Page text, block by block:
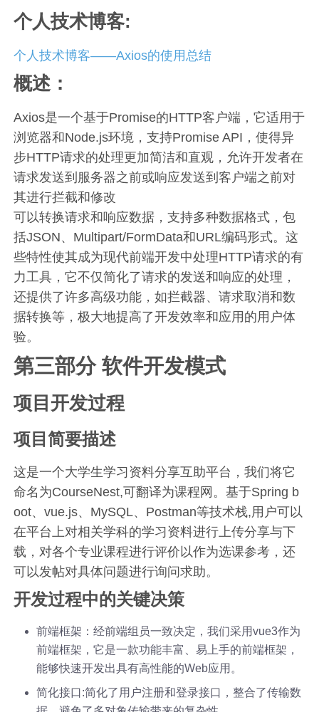
个人技术博客:
个人技术博客——Axios的使用总结
概述：
Axios是一个基于Promise的HTTP客户端，它适用于
浏览器和Node.js环境，支持Promise API，使得异
步HTTP请求的处理更加简洁和直观，允许开发者在
请求发送到服务器之前或响应发送到客户端之前对
其进行拦截和修改
可以转换请求和响应数据，支持多种数据格式，包
括JSON、Multipart/FormData和URL编码形式。这
些特性使其成为现代前端开发中处理HTTP请求的有
力工具，它不仅简化了请求的发送和响应的处理，
还提供了许多高级功能，如拦截器、请求取消和数
据转换等，极大地提高了开发效率和应用的用户体
验。
第三部分 软件开发模式
项目开发过程
项目简要描述
这是一个大学生学习资料分享互助平台，我们将它
命名为CourseNest,可翻译为课程网。基于Spring b
oot、vue.js、MySQL、Postman等技术栈,用户可以
在平台上对相关学科的学习资料进行上传分享与下
载，对各个专业课程进行评价以作为选课参考，还
可以发帖对具体问题进行询问求助。
开发过程中的关键决策
前端框架：经前端组员一致决定，我们采用vue3作为
前端框架，它是一款功能丰富、易上手的前端框架，
能够快速开发出具有高性能的Web应用。
简化接口:简化了用户注册和登录接口，整合了传输数